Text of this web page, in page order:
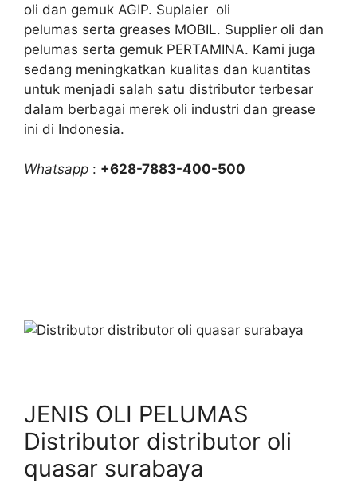
oli dan gemuk AGIP. Suplaier oli
pelumas serta greases MOBIL. Supplier oli dan
pelumas serta gemuk PERTAMINA. Kami juga
sedang meningkatkan kualitas dan kuantitas
untuk menjadi salah satu distributor terbesar
dalam berbagai merek oli industri dan grease
ini di Indonesia.
Whatsapp : +628-7883-400-500
JENIS OLI PELUMAS
Distributor distributor oli
quasar surabaya